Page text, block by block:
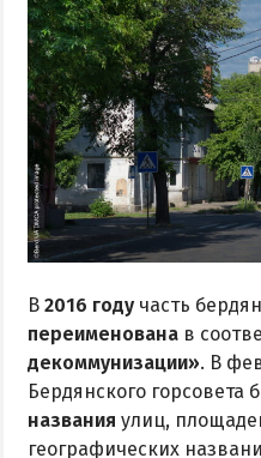
В 2016 году часть
переименована в
декоммунизации». В
Бердянского горсовета
названия улиц,
географических